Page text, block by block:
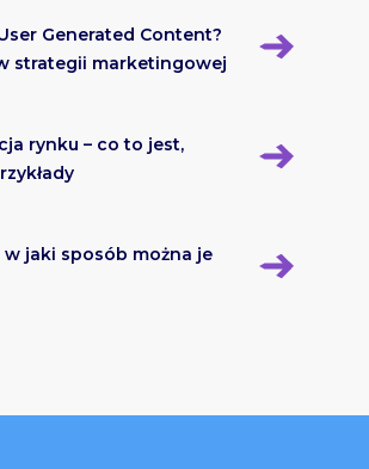
Generated Content?
strategii marketingowej
rynku – co to jest,
w jaki sposób można je